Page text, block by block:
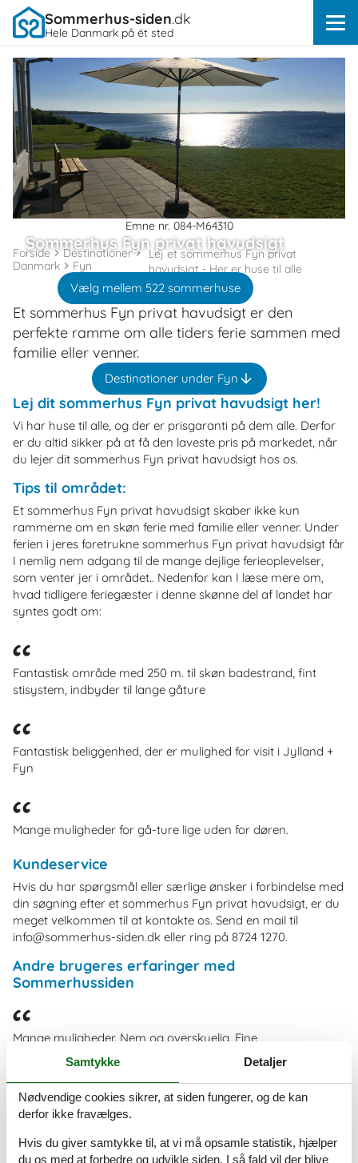
Sommerhus-siden.dk
Hele Danmark på ét sted
Emne nr. 084-M64310
Sommerhus Fyn privat havudsigt
Vælg mellem 522 sommerhuse
Forside
Destinationer
Danmark
Fyn
Lej et sommerhus Fyn privat
havudsigt - Her er huse til alle
Et sommerhus Fyn privat havudsigt er den
perfekte ramme om alle tiders ferie sammen med
familie eller venner.
Destinationer under Fyn
Lej dit sommerhus Fyn privat havudsigt her!
Vi har huse til alle, og der er prisgaranti på dem alle. Derfor
er du altid sikker på at få den laveste pris på markedet, når
du lejer dit sommerhus Fyn privat havudsigt hos os.
Tips til området:
Et sommerhus Fyn privat havudsigt skaber ikke kun
rammerne om en skøn ferie med familie eller venner. Under
ferien i jeres foretrukne sommerhus Fyn privat havudsigt får
I nemlig nem adgang til de mange dejlige ferieoplevelser,
som venter jer i området.. Nedenfor kan I læse mere om,
hvad tidligere feriegæster i denne skønne del af landet har
syntes godt om:
Fantastisk område med 250 m. til skøn badestrand, fint
stisystem, indbyder til lange gåture
Fantastisk beliggenhed, der er mulighed for visit i Jylland +
Fyn
Mange muligheder for gå-ture lige uden for døren.
Kundeservice
Hvis du har spørgsmål eller særlige ønsker i forbindelse med
din søgning efter et sommerhus Fyn privat havudsigt, er du
meget velkommen til at kontakte os. Send en mail til
info@sommerhus-siden.dk eller ring på 8724 1270.
Andre brugeres erfaringer med
Sommerhussiden
Mange muligheder. Nem og overskuelig. Fine
valgmuligheder.
Problemfrit.
Samtykke Detaljer
Nødvendige cookies sikrer, at siden fungerer, og de kan
derfor ikke fravælges.
Hvis du giver samtykke til, at vi må opsamle statistik, hjælper
du os med at forbedre og udvikle siden. I så fald vil der blive